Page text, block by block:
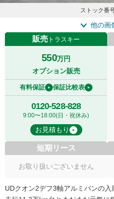
ストック番
他の画
販売 トラスキー
550万円
オプション販売
有料保証 保証比較表
0120-528-828
9:00〜18:00(日・祝休み)
お見積もり
短期リース
お取り扱いございません
UDクオン2デフ3軸アルミバンの入